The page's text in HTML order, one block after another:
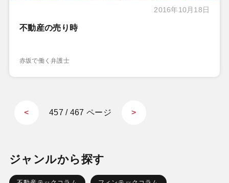
2016年10月18日
不動産の売り時
赤坂で働く弁護士
< 457 / 467 ページ >
ジャンルから探す